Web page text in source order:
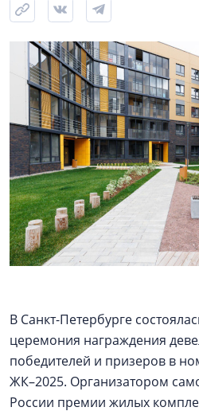
В Санкт-Петербурге
церемония награждения
победителей и призеров в
ЖК–2025. Организатором
России премии жилых